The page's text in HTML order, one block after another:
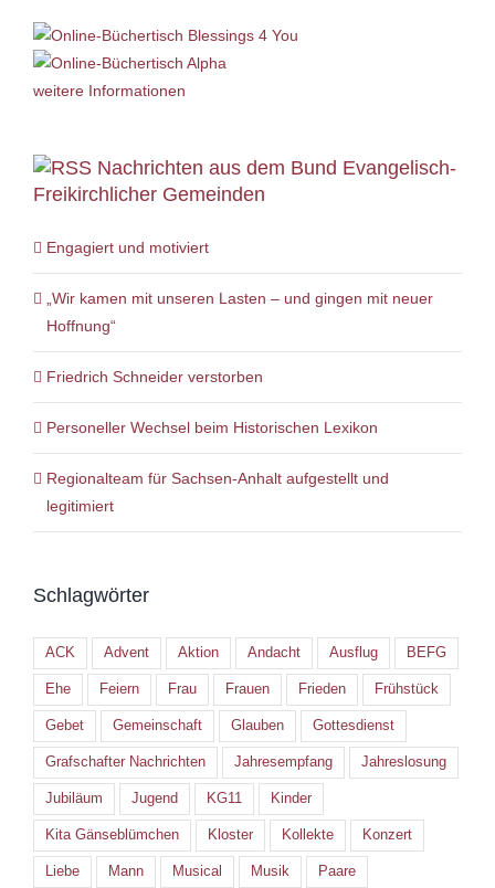
weitere Informationen
Nachrichten aus dem Bund Evangelisch-
Freikirchlicher Gemeinden
Engagiert und motiviert
„Wir kamen mit unseren Lasten – und gingen mit neuer
Hoffnung“
Friedrich Schneider verstorben
Personeller Wechsel beim Historischen Lexikon
Regionalteam für Sachsen-Anhalt aufgestellt und
legitimiert
Schlagwörter
ACK Advent Aktion Andacht Ausflug BEFG
Ehe Feiern Frau Frauen Frieden Frühstück
Gebet Gemeinschaft Glauben Gottesdienst
Grafschafter Nachrichten Jahresempfang Jahreslosung
Jubiläum Jugend KG11 Kinder
Kita Gänseblümchen Kloster Kollekte Konzert
Liebe Mann Musical Musik Paare